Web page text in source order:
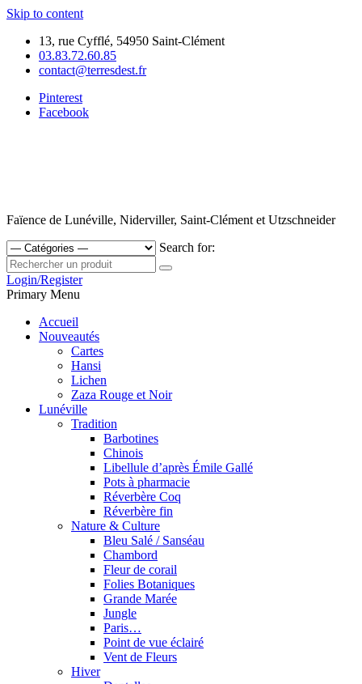
Skip to content
13, rue Cyfflé, 54950 Saint-Clément
03.83.72.60.85
contact@terresdest.fr
Pinterest
Facebook
Faïence de Lunéville, Niderviller, Saint-Clément et Utzschneider
Search for:
Login/Register
Primary Menu
Accueil
Nouveautés
Cartes
Hansi
Lichen
Zaza Rouge et Noir
Lunéville
Tradition
Barbotines
Chinois
Libellule d’après Émile Gallé
Pots à pharmacie
Réverbère Coq
Réverbère fin
Nature & Culture
Bleu Salé / Sanséau
Chambord
Fleur de corail
Folies Botaniques
Grande Marée
Jungle
Paris…
Point de vue éclairé
Vent de Fleurs
Hiver